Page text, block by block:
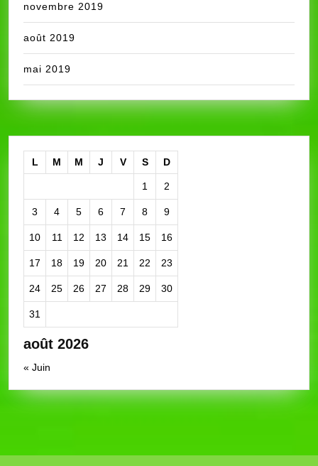
novembre 2019
août 2019
mai 2019
août 2026
L M M J V S D
1 2
3 4 5 6 7 8 9
10 11 12 13 14 15 16
17 18 19 20 21 22 23
24 25 26 27 28 29 30
31
« Juin